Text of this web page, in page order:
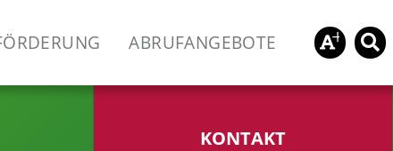
ABRUFANGEBOTE
KONTAKT